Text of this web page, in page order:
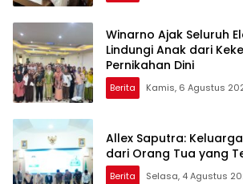
Winarno Ajak Seluruh
Lindungi Anak dari
Pernikahan Dini
Berita Kamis, 6 Agustus
Allex Saputra:
dari Orang Tua yang
Berita Selasa, 4 Agustus